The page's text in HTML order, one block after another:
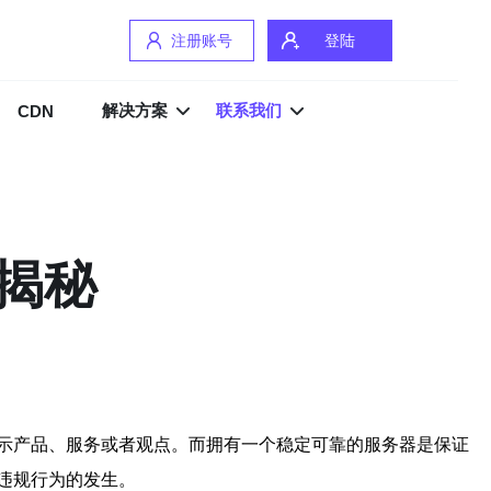
注册账号 登陆
CDN 解决方案 联系我们
秘
品、服务或者观点。而拥有一个稳定可靠的服务器是保证
行为的发生。